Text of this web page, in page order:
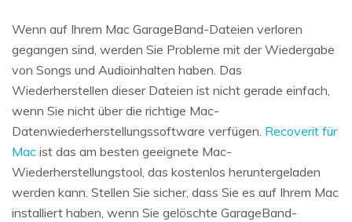
Wenn auf Ihrem Mac GarageBand-Dateien verloren
gegangen sind, werden Sie Probleme mit der Wiedergabe
von Songs und Audioinhalten haben. Das
Wiederherstellen dieser Dateien ist nicht gerade einfach,
wenn Sie nicht über die richtige Mac-
Datenwiederherstellungssoftware verfügen. Recoverit für
Mac ist das am besten geeignete Mac-
Wiederherstellungstool, das kostenlos heruntergeladen
werden kann. Stellen Sie sicher, dass Sie es auf Ihrem Mac
installiert haben, wenn Sie gelöschte GarageBand-